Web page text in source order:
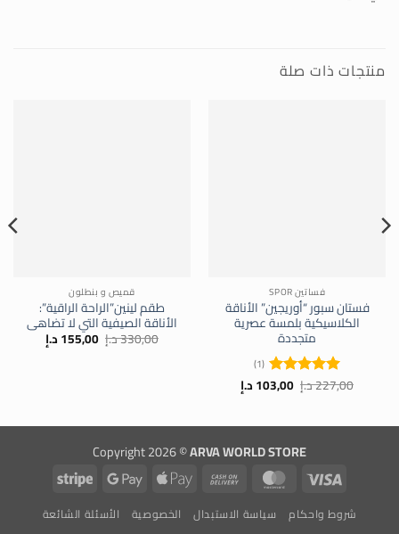
منتجات ذات صلة
فساتين SPOR
فستان سبور “أوريجين” الأناقة
الكلاسيكية بلمسة عصرية
متجددة
تم التقييم
(1)
227,00د.إ السعر
الأصلي
103,00د.إالحالي
قميص و بنطلون
طقم لينين”الراحة الراقية”:
الأناقة الصيفية التي لا تضاهى
330,00د.إ السعر
الأصلي
155,00د.إ السعر
الحالي
Copyright 2026 ©ARVA WORLD STORE
MasterCard
Cash
Delivery
Apple
Google
Stripe
شروط واحكام سياسة الاستبدال الخصوصية الأسئلة الشائعة